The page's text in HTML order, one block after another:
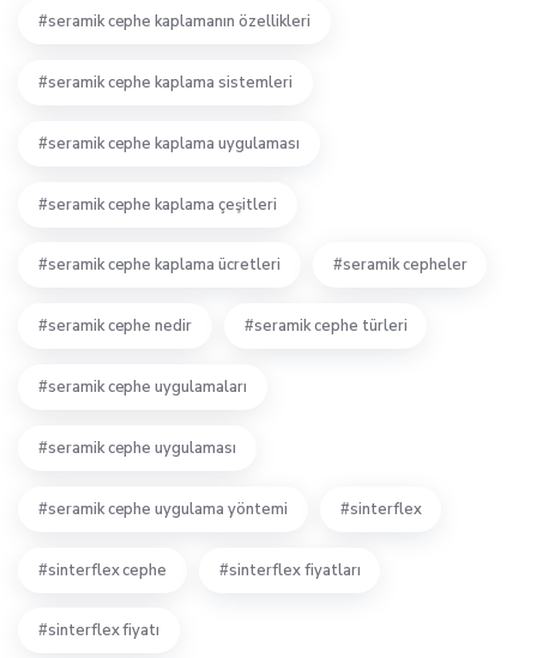
seramik cephe kaplamanın özellikleri
seramik cephe kaplama sistemleri
seramik cephe kaplama uygulaması
seramik cephe kaplama çeşitleri
seramik cephe kaplama ücretleri seramik cepheler
seramik cephe nedir seramik cephe türleri
seramik cephe uygulamaları
seramik cephe uygulaması
seramik cephe uygulama yöntemi sinterflex
sinterflex cephe sinterflex fiyatları
sinterflex fiyatı